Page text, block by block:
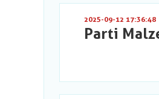
2025-09-12 17:36:48
Parti